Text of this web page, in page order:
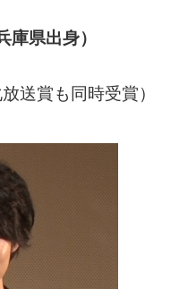
県出身）
賞も同時受賞）